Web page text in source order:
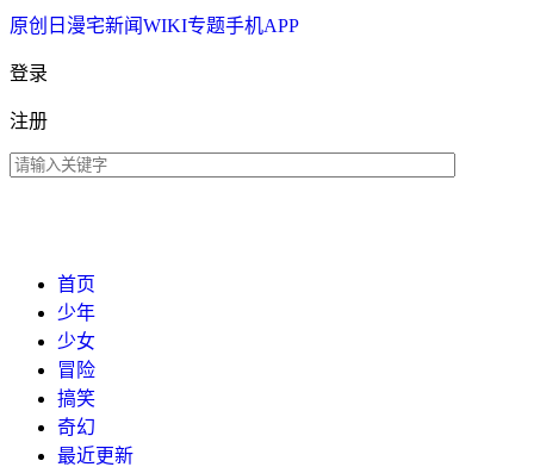
原创 日漫宅新闻WIKI专题手机APP
登录
注册
首页
少年
少女
冒险
搞笑
奇幻
最近更新